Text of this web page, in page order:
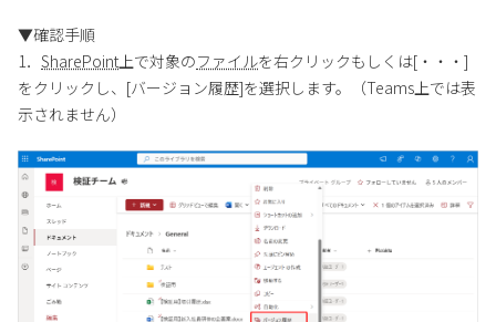
▼確認手順
1． SharePoint上で対象のファイルを右クリックもしくは[・・・]
をクリックし、[バージョン履歴]を選択します。（Teams上では表
示されません）